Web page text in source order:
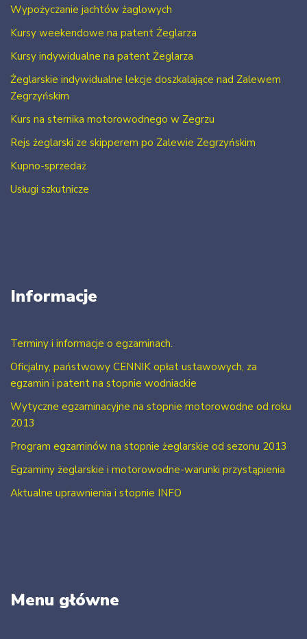
Wypożyczanie jachtów żaglowych
Kursy weekendowe na patent Żeglarza
Kursy indywidualne na patent Żeglarza
Żeglarskie indywidualne lekcje doszkalające nad Zalewem
Zegrzyńskim
Kurs na sternika motorowodnego w Zegrzu
Rejs żeglarski ze skipperem po Zalewie Zegrzyńskim
Kupno-sprzedaż
Usługi szkutnicze
Informacje
Terminy i informacje o egzaminach.
Oficjalny, państwowy CENNIK opłat ustawowych, za
egzamin i patent na stopnie wodniackie
Wytyczne egzaminacyjne na stopnie motorowodne od roku
2013
Program egzaminów na stopnie żeglarskie od sezonu 2013
Egzaminy żeglarskie i motorowodne-warunki przystąpienia
Aktualne uprawnienia i stopnie INFO
Menu główne